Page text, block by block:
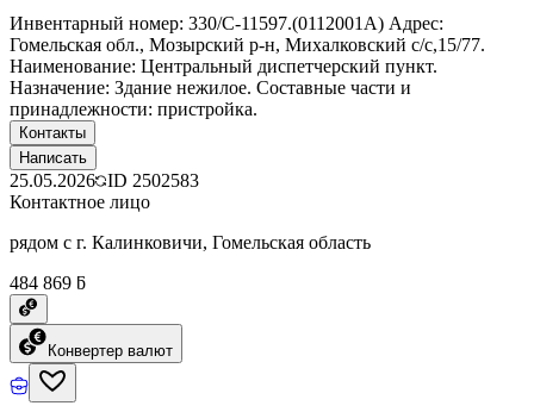
Инвентарный номер: 330/C-11597.(0112001А) Адрес:
Гомельская обл., Мозырский р-н, Михалковский с/с,15/77.
Наименование: Центральный диспетчерский пункт.
Назначение: Здание нежилое. Составные части и
принадлежности: пристройка.
Контакты
Написать
25.05.2026 ID 2502583
Контактное лицо
рядом с г. Калинковичи, Гомельская область
484 869 ƃ
Конвертер валют